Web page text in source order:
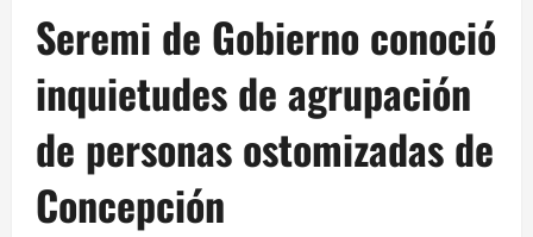
Seremi de Gobierno conoció
inquietudes de agrupación
de personas ostomizadas de
Concepción